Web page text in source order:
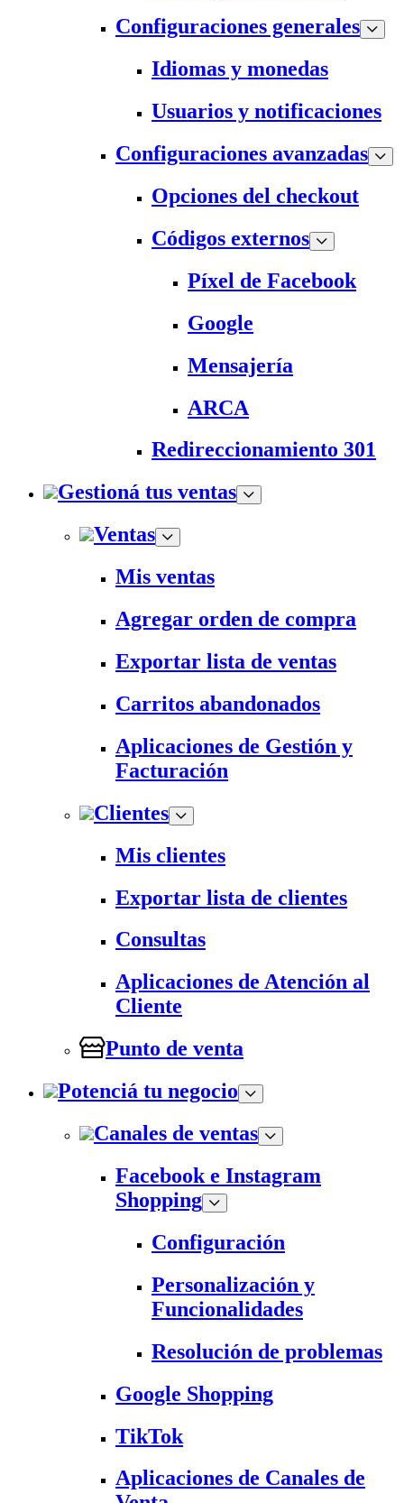
Configuraciones generales
Idiomas y monedas
Usuarios y notificaciones
Configuraciones avanzadas
Opciones del checkout
Códigos externos
Píxel de Facebook
Google
Mensajería
ARCA
Redireccionamiento 301
Gestioná tus ventas
Ventas
Mis ventas
Agregar orden de compra
Exportar lista de ventas
Carritos abandonados
Aplicaciones de Gestión y
Facturación
Clientes
Mis clientes
Exportar lista de clientes
Consultas
Aplicaciones de Atención al
Cliente
Punto de venta
Potenciá tu negocio
Canales de ventas
Facebook e Instagram
Shopping
Configuración
Personalización y
Funcionalidades
Resolución de problemas
Google Shopping
TikTok
Aplicaciones de Canales de